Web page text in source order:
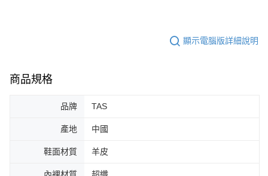
顯示電腦版詳細說明
商品規格
品牌 TAS
產地 中國
鞋面材質 羊皮